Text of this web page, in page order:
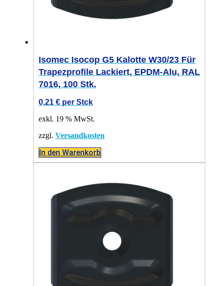
Isomec Isocop G5 Kalotte W30/23 Für
Trapezprofile Lackiert, EPDM-Alu, RAL
7016, 100 Stk.
0,21 € per Stck
exkl. 19 % MwSt.
zzgl. Versandkosten
In den Warenkorb